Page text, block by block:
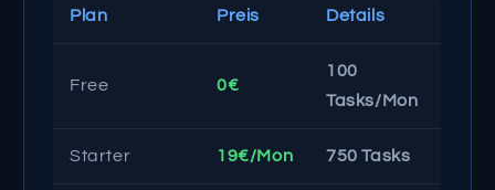
Plan Preis Details
Free 0€
100
Tasks/Mon
Starter 19€/Mon 750 Tasks